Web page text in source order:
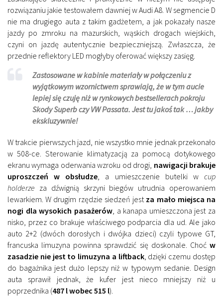
rozwiązaniu jakie testowałem dawniej w Audi A8. W segmencie D
nie ma drugiego auta z takim gadżetem, a jak pokazały nasze
jazdy po zmroku na mazurskich, wąskich drogach wiejskich,
czyni on jazdę autentycznie bezpieczniejszą. Zwłaszcza, że
przednie reflektory LED mogłyby oferować większy zasięg.
Zastosowane w kabinie materiały w połączeniu z
wyjątkowym wzornictwem sprawiają, że w tym aucie
lepiej się czuję niż w rynkowych bestsellerach pokroju
Skody Superb czy VW Passata. Jest tu jakoś tak … jakby
ekskluzywnie!
W trakcie pierwszych jazd, nie wszystko mnie jednak przekonało
w 508-ce. Sterowanie klimatyzacją za pomocą dotykowego
ekranu wymaga oderwania wzroku od drogi, nawigacji brakuje
uproszczeń w obsłudze , a umieszczenie butelki wcup
holderze za dźwignią skrzyni biegów utrudnia operowaniem
lewarkiem. W drugim rzędzie siedzeń jest za mało miejsca na
nogi dla wysokich pasażerów, a kanapa umieszczona jest za
nisko, przez co brakuje właściwego podparcia dla ud. Ale jako
auto 2+2 (dwóch dorosłych i dwójka dzieci) czyli typowe GT,
francuska limuzyna powinna sprawdzić się doskonale. Choć w
zasadzie nie jest to limuzyna a liftback, dzięki czemu dostęp
do bagażnika jest dużo lepszy niż w typowym sedanie. Design
auta sprawił jednak, że kufer jest nieco mniejszy niż u
poprzednika (487 l wobec 515 l).